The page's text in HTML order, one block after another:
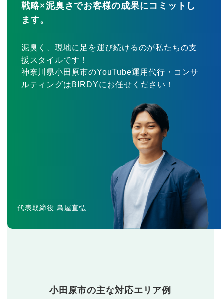
戦略×泥臭さでお客様の成果にコミットし
ます。
泥臭く、現地に足を運び続けるのが私たちの支
援スタイルです！
神奈川県小田原市のYouTube運用代行・コンサ
ルティングはBIRDYにお任せください！
代表取締役 鳥屋直弘
小田原市の主な対応エリア例